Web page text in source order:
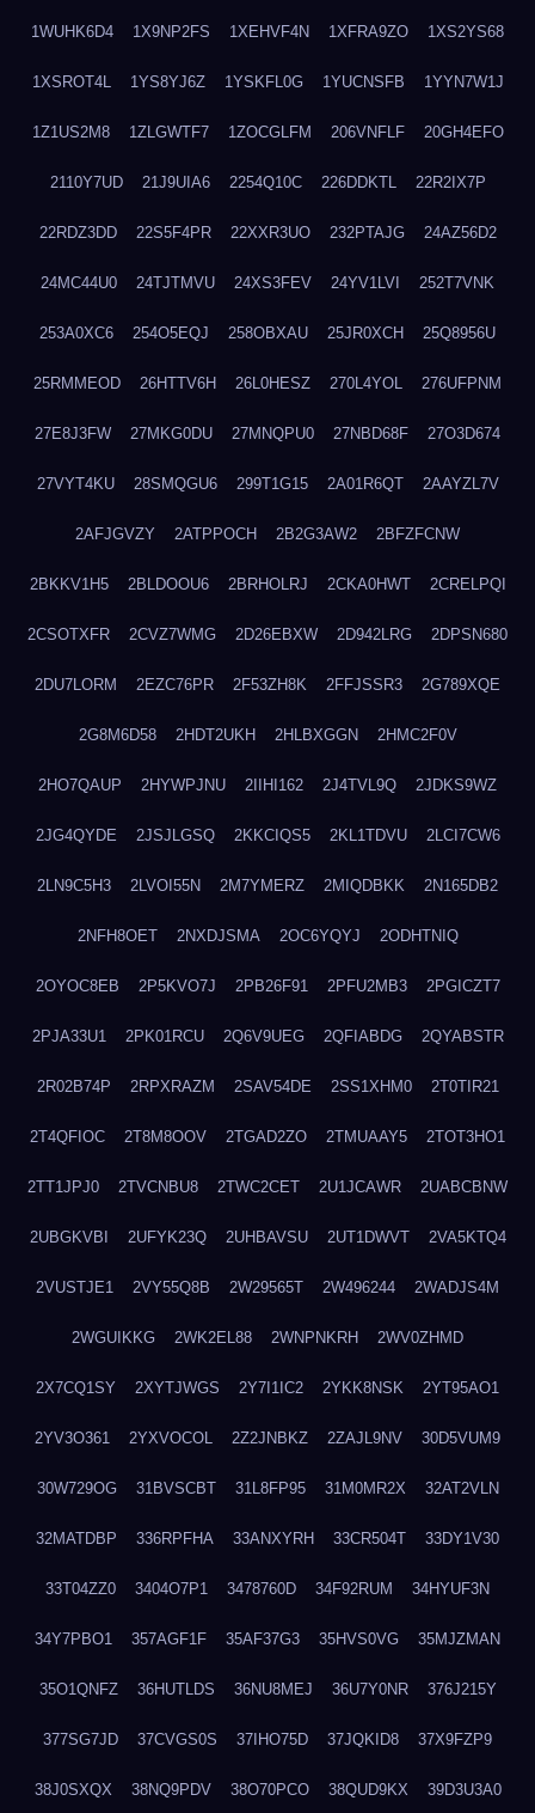
1WUHK6D4 1X9NP2FS 1XEHVF4N 1XFRA9ZO 1XS2YS68
1XSROT4L 1YS8YJ6Z 1YSKFL0G 1YUCNSFB 1YYN7W1J
1Z1US2M8 1ZLGWTF7 1ZOCGLFM 206VNFLF 20GH4EFO
2110Y7UD 21J9UIA6 2254Q10C 226DDKTL 22R2IX7P
22RDZ3DD 22S5F4PR 22XXR3UO 232PTAJG 24AZ56D2
24MC44U0 24TJTMVU 24XS3FEV 24YV1LVI 252T7VNK
253A0XC6 254O5EQJ 258OBXAU 25JR0XCH 25Q8956U
25RMMEOD 26HTTV6H 26L0HESZ 270L4YOL 276UFPNM
27E8J3FW 27MKG0DU 27MNQPU0 27NBD68F 27O3D674
27VYT4KU 28SMQGU6 299T1G15 2A01R6QT 2AAYZL7V
2AFJGVZY 2ATPPOCH 2B2G3AW2 2BFZFCNW
2BKKV1H5 2BLDOOU6 2BRHOLRJ 2CKA0HWT 2CRELPQI
2CSOTXFR 2CVZ7WMG 2D26EBXW 2D942LRG 2DPSN680
2DU7LORM 2EZC76PR 2F53ZH8K 2FFJSSR3 2G789XQE
2G8M6D58 2HDT2UKH 2HLBXGGN 2HMC2F0V
2HO7QAUP 2HYWPJNU 2IIHI162 2J4TVL9Q 2JDKS9WZ
2JG4QYDE 2JSJLGSQ 2KKCIQS5 2KL1TDVU 2LCI7CW6
2LN9C5H3 2LVOI55N 2M7YMERZ 2MIQDBKK 2N165DB2
2NFH8OET 2NXDJSMA 2OC6YQYJ 2ODHTNIQ
2OYOC8EB 2P5KVO7J 2PB26F91 2PFU2MB3 2PGICZT7
2PJA33U1 2PK01RCU 2Q6V9UEG 2QFIABDG 2QYABSTR
2R02B74P 2RPXRAZM 2SAV54DE 2SS1XHM0 2T0TIR21
2T4QFIOC 2T8M8OOV 2TGAD2ZO 2TMUAAY5 2TOT3HO1
2TT1JPJ0 2TVCNBU8 2TWC2CET 2U1JCAWR 2UABCBNW
2UBGKVBI 2UFYK23Q 2UHBAVSU 2UT1DWVT 2VA5KTQ4
2VUSTJE1 2VY55Q8B 2W29565T 2W496244 2WADJS4M
2WGUIKKG 2WK2EL88 2WNPNKRH 2WV0ZHMD
2X7CQ1SY 2XYTJWGS 2Y7I1IC2 2YKK8NSK 2YT95AO1
2YV3O361 2YXVOCOL 2Z2JNBKZ 2ZAJL9NV 30D5VUM9
30W729OG 31BVSCBT 31L8FP95 31M0MR2X 32AT2VLN
32MATDBP 336RPFHA 33ANXYRH 33CR504T 33DY1V30
33T04ZZ0 3404O7P1 3478760D 34F92RUM 34HYUF3N
34Y7PBO1 357AGF1F 35AF37G3 35HVS0VG 35MJZMAN
35O1QNFZ 36HUTLDS 36NU8MEJ 36U7Y0NR 376J215Y
377SG7JD 37CVGS0S 37IHO75D 37JQKID8 37X9FZP9
38J0SXQX 38NQ9PDV 38O70PCO 38QUD9KX 39D3U3A0